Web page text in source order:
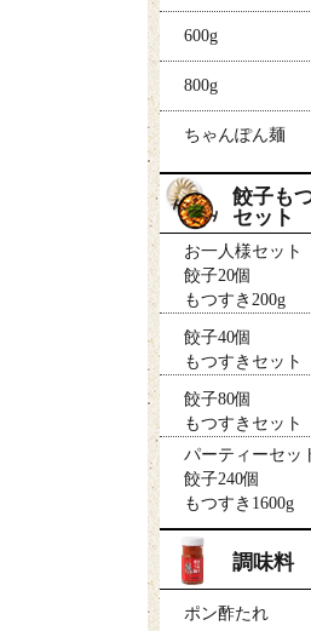
600g
800g
ちゃんぽん麺
餃子も
セット
お一人様セット
餃子20個
もつすき200g
餃子40個
もつすきセット
餃子80個
もつすきセット
パーティーセッ
餃子240個
もつすき1600g
調味料
ポン酢たれ